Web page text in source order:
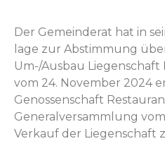
Der Gemein­der­at hat in
lage zur Abstim­mung
Um-/Aus­bau
vom 24. Novem­ber 2024
Genossen­schaft
Gen­er­alver­samm­lung
Verkauf der Liegen­schaft